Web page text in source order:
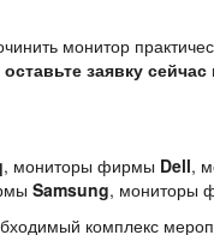
монитор
оставьте заявку сейчас
, мониторы фирмы Dell,
Samsung, мониторы
комплекс